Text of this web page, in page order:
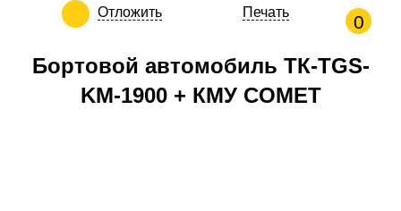
Отложить Печать 0
Бортовой автомобиль ТК-TGS-
KM-1900 + КМУ COMET